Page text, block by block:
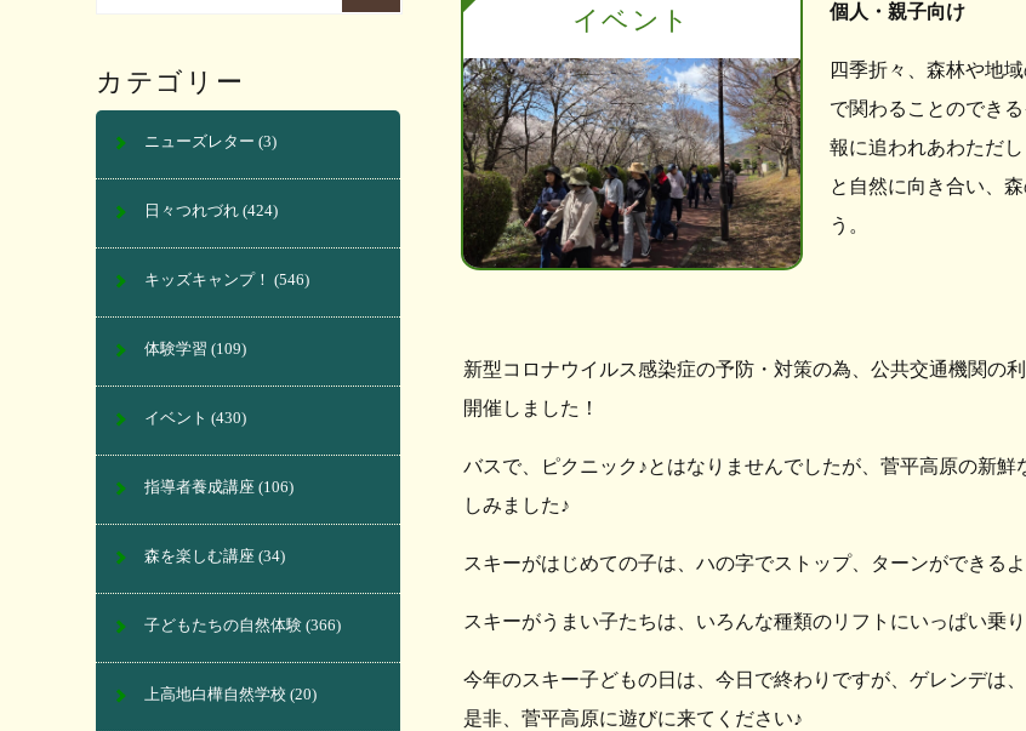
イベント 個人・親子向け
四季折々、森林や地
で関わることのでき
報に追われあわただ
と自然に向き合い、
う。
新型コロナウイルス感染症の予防・対策の為、公共交通機関の
開催しました！
バスで、ピクニック♪とはなりませんでしたが、菅平高原の新
しみました♪
スキーがはじめての子は、ハの字でストップ、ターンができるよ
スキーがうまい子たちは、いろんな種類のリフトにいっぱい乗り
今年のスキー子どもの日は、今日で終わりですが、ゲレンデは、
是非、菅平高原に遊びに来てください♪
カテゴリー
ニューズレター (3)
日々つれづれ (424)
キッズキャンプ！ (546)
体験学習 (109)
イベント (430)
指導者養成講座 (106)
森を楽しむ講座 (34)
子どもたちの自然体験 (366)
上高地白樺自然学校 (20)